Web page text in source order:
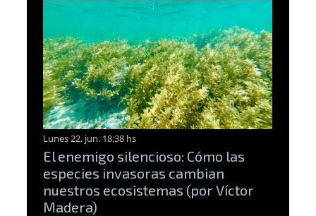
Lunes 22, jun. 18:38 hs
El enemigo silencioso: Cómo las
especies invasoras cambian
nuestros ecosistemas (por Víctor
Madera)